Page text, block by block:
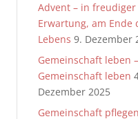
Advent – in freudiger
Erwartung, am Ende
Lebens 9. Dezember
Gemeinschaft leben
Gemeinschaft leben
Dezember 2025
Gemeinschaft